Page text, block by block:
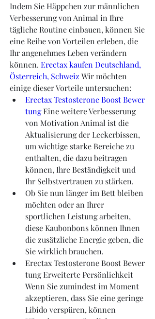
Indem Sie Häppchen zur männlichen
Verbesserung von Animal in Ihre
tägliche Routine einbauen, können Sie
eine Reihe von Vorteilen erleben, die
Ihr angenehmes Leben verändern
können. Erectax kaufen Deutschland,
Österreich, Schweiz Wir möchten
einige dieser Vorteile untersuchen:
Erectax Testosterone Boost Bewer
tung Eine weitere Verbesserung
von Motivation Animal ist die
Aktualisierung der Leckerbissen,
um wichtige starke Bereiche zu
enthalten, die dazu beitragen
können, Ihre Beständigkeit und
Ihr Selbstvertrauen zu stärken.
Ob Sie nun länger im Bett bleiben
möchten oder an Ihrer
sportlichen Leistung arbeiten,
diese Kaubonbons können Ihnen
die zusätzliche Energie geben, die
Sie wirklich brauchen.
Erectax Testosterone Boost Bewer
tung Erweiterte Persönlichkeit
Wenn Sie zumindest im Moment
akzeptieren, dass Sie eine geringe
Libido verspüren, können